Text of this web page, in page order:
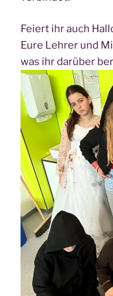
Fei­ert ihr auch
Eure Leh­rer und
was ihr dar­über